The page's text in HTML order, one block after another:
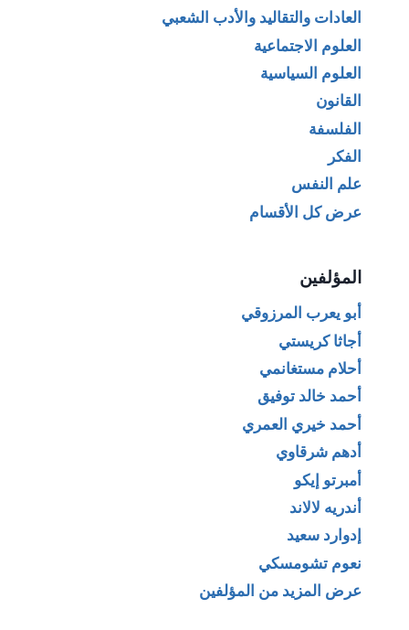
العادات والتقاليد والأدب الشعبي
العلوم الاجتماعية
العلوم السياسية
القانون
الفلسفة
الفكر
علم النفس
عرض كل الأقسام
المؤلفين
أبو يعرب المرزوقي
أجاثا كريستي
أحلام مستغانمي
أحمد خالد توفيق
أحمد خيري العمري
أدهم شرقاوي
أمبرتو إيكو
أندريه لالاند
إدوارد سعيد
نعوم تشومسكي
عرض المزيد من المؤلفين